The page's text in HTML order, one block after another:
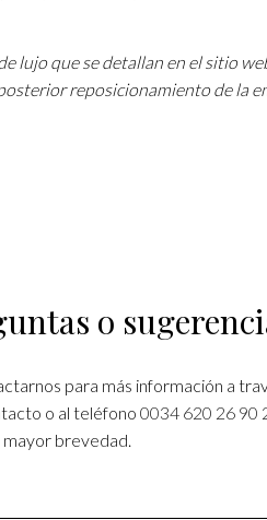
lujo que se detallan en el sitio
reposicionamiento de la
o
para más información a
o al teléfono 0034 620 26 90
brevedad.